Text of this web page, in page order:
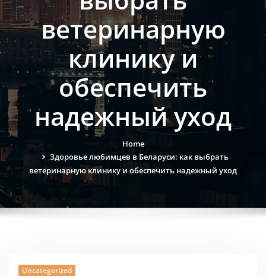
ветеринарную
клинику и
обеспечить
надежный уход
Home
Здоровье любимцев в Беларуси: как выбрать
ветеринарную клинику и обеспечить надежный уход
Uncategorized